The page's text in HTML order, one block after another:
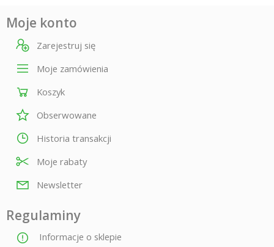
Moje konto
Zarejestruj się
Moje zamówienia
Koszyk
Obserwowane
Historia transakcji
Moje rabaty
Newsletter
Regulaminy
Informacje o sklepie